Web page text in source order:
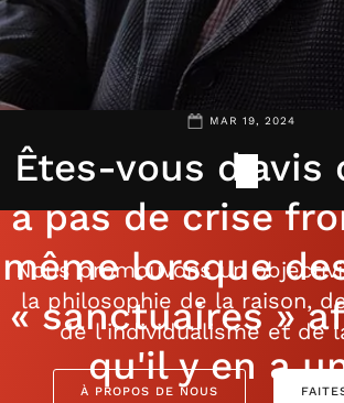
MAR 19, 2024
Êtes-vous d'avis
a pas de crise
même lorsque
« sanctuaires »
qu'il y en a
Nous promouvons un
la philosophie de la raison,
de l'individualisme et de
À PROPOS DE NOUS